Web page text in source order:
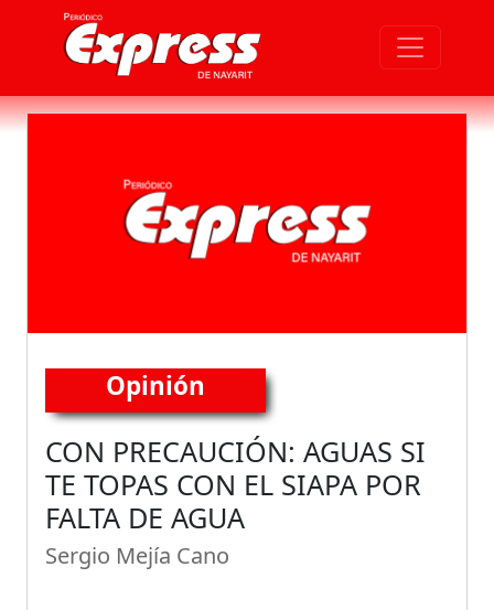
Opinión
CON PRECAUCIÓN: AGUAS SI
TE TOPAS CON EL SIAPA POR
FALTA DE AGUA
Sergio Mejía Cano